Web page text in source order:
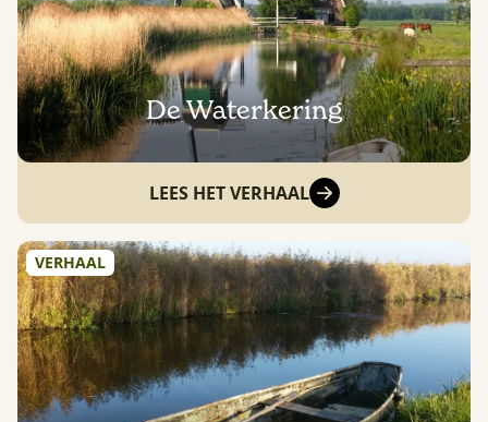
De Waterkering
LEES HET VERHAAL
VERHAAL